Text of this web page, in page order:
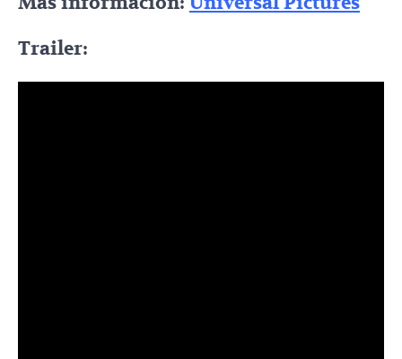
Trailer: